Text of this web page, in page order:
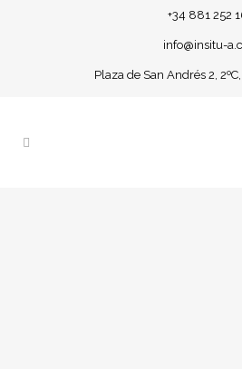
+34 881 252
info@insitu-
Plaza de San Andrés 2,